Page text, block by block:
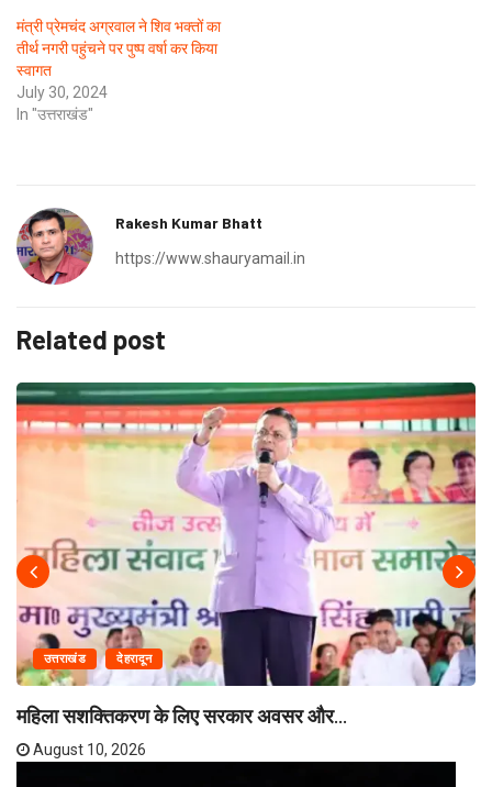
मंत्री प्रेमचंद अग्रवाल ने शिव भक्तों का
तीर्थ नगरी पहुंचने पर पुष्प वर्षा कर किया
स्वागत
July 30, 2024
In "उत्तराखंड"
Rakesh Kumar Bhatt
https://www.shauryamail.in
Related post
उत्तराखंड देहरादून
महिला सशक्तिकरण के लिए सरकार अवसर और...
August 10, 2026